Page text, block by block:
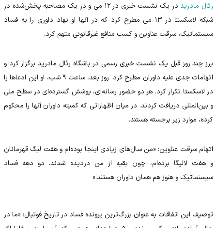
رئال مادرید
در یک نشست خبری در ۱۲ می و در یک مصاحبه پخش‌شده در
شبکه لاسکستا در ۱۳ می مطرح کرد که در آنها او نهاد داوری را به فساد
سیستماتیک، سرقت عناوین و کسب منافع غیرقانونی متهم کرد.
پرز چند روز قبل یک نشست خبری رسمی در باشگاه رئال مادرید برگزار کرد و
اتهامات جدی علیه داوران مطرح کرد. روز بعد، ساعت ۹ شب، او این ادعاها را
در لاسکستا تکرار کرد. هر دو حضور رسانه‌ای، پوشش گسترده‌ای در سطح ملی
و بین‌المللی دریافت کردند. در میان اظهاراتی که کمیته داوران آنها را محکوم
کرده، موارد زیر برجسته‌ هستند.
اتهام سرقت عناوین: «من سال‌های زیادی اینجا بوده‌ام و هفت لیگ قهرمانان
و هفت لالیگا برده‌ام، چون بقیه از من دزدیده شدند. دو دهه فساد
سیستماتیک و هنوز هم همان داوران هستند.»
توصیف این اتفاقات به‌ عنوان بزرگ‌ترین پرونده فساد در تاریخ فوتبال: «ما در